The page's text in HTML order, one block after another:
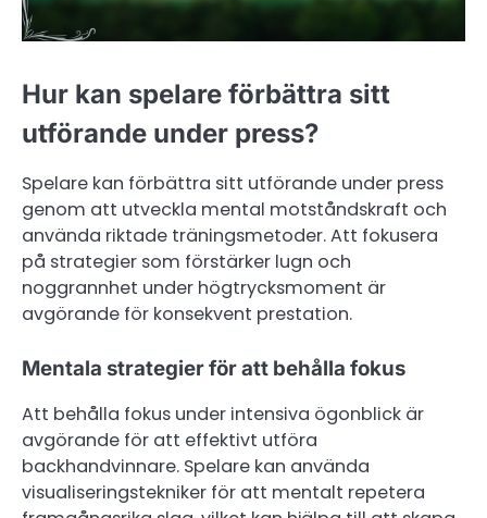
Hur kan spelare förbättra sitt
utförande under press?
Spelare kan förbättra sitt utförande under press
genom att utveckla mental motståndskraft och
använda riktade träningsmetoder. Att fokusera
på strategier som förstärker lugn och
noggrannhet under högtrycksmoment är
avgörande för konsekvent prestation.
Mentala strategier för att behålla fokus
Att behålla fokus under intensiva ögonblick är
avgörande för att effektivt utföra
backhandvinnare. Spelare kan använda
visualiseringstekniker för att mentalt repetera